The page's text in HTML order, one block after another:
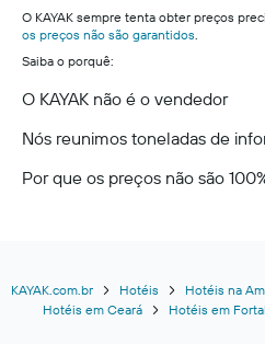
O KAYAK sempre tenta obter preços
os preços não são garantidos.
Saiba o porquê:
O KAYAK não é o vendedor
Nós reunimos toneladas de
Por que os preços não são
KAYAK.com.br Hotéis Hotéis na
Hotéis em Ceará
Hotéis em